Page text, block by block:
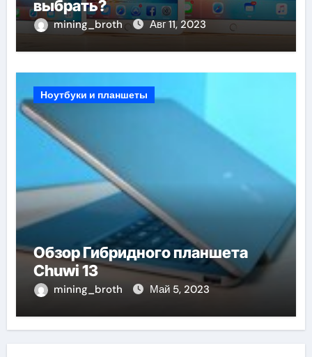
выбрать?
mining_broth Авг 11, 2023
Ноутбуки и планшеты
Обзор Гибридного планшета
Chuwi 13
mining_broth Май 5, 2023